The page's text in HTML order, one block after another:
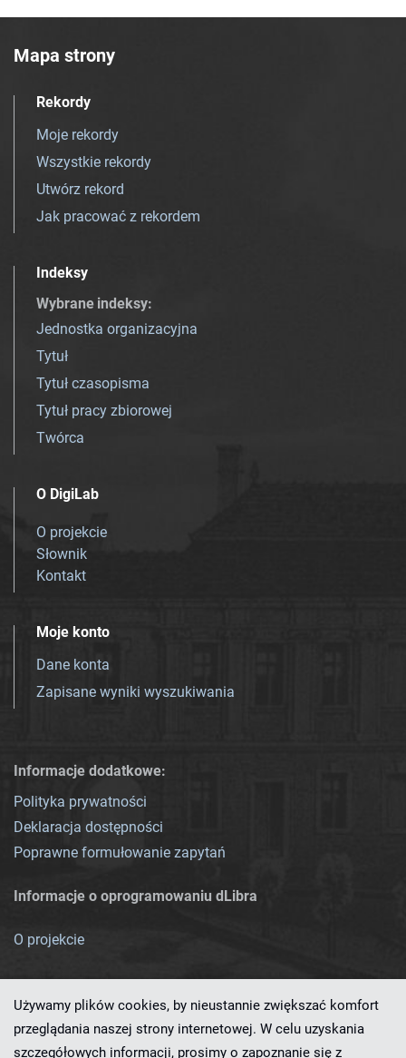
Mapa strony
Rekordy
Moje rekordy
Wszystkie rekordy
Utwórz rekord
Jak pracować z rekordem
Indeksy
Wybrane indeksy:
Jednostka organizacyjna
Tytuł
Tytuł czasopisma
Tytuł pracy zbiorowej
Twórca
O DigiLab
O projekcie
Słownik
Kontakt
Moje konto
Dane konta
Zapisane wyniki wyszukiwania
Informacje dodatkowe:
Polityka prywatności
Deklaracja dostępności
Poprawne formułowanie zapytań
Informacje o oprogramowaniu dLibra
O projekcie
Używamy plików cookies, by nieustannie zwiększać komfort
przeglądania naszej strony internetowej. W celu uzyskania
szczegółowych informacji, prosimy o zapoznanie się z